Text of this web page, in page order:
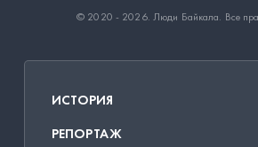
© 2020 - 2026. Люди Байкала . Все
ИСТОРИЯ
РЕПОРТАЖ